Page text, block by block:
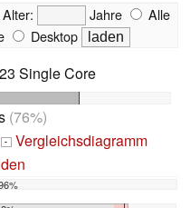
Jahre
Alle
Desktop
Single Core
(76%)
- Vergleichsdiagramm